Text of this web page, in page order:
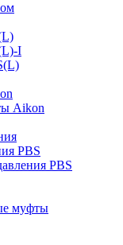
I
Aikon
PBS
PBS
муфты